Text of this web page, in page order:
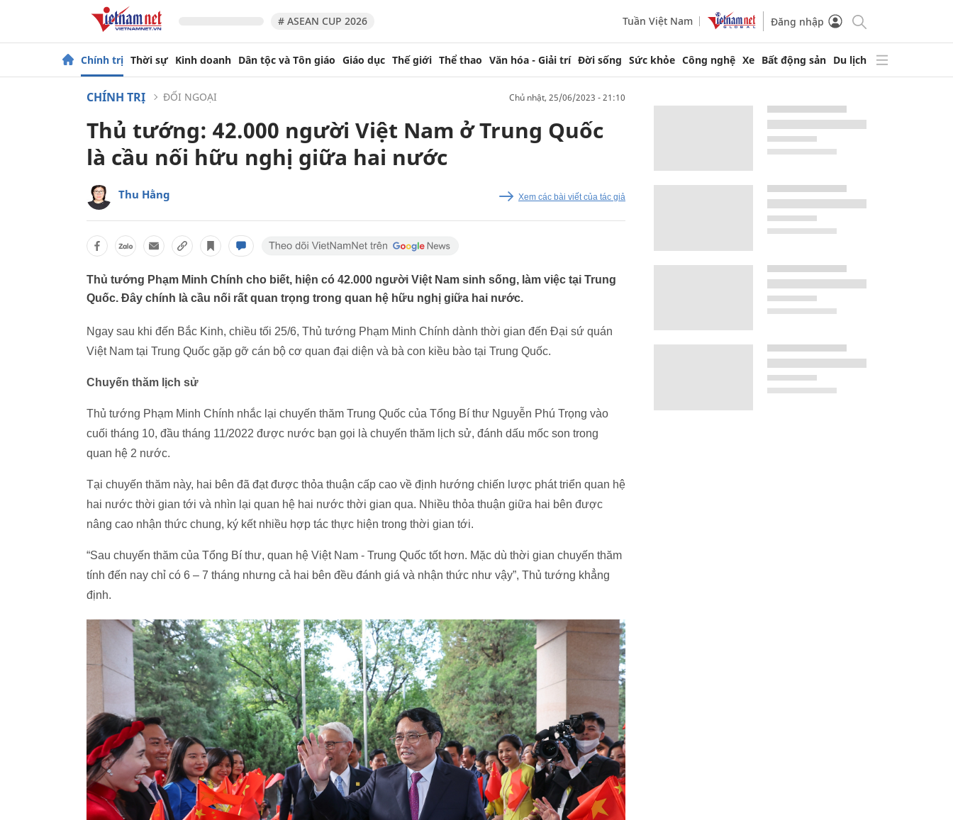
# ASEAN CUP 2026 Tuần Việt Nam Đăng nhập
Chính trị Thời sự Kinh doanh Dân tộc và Tôn giáo Giáo dục Thế giới Thể thao Văn hóa - Giải trí Đời sống Sức khỏe Công nghệ Xe Bất động sản Du lịch
CHÍNH TRỊ ĐỐI NGOẠI chủ nhật, 25/06/2023 - 21:10
Thủ tướng: 42.000 người Việt Nam ở Trung Quốc
là cầu nối hữu nghị giữa hai nước
Thu Hằng Xem các bài viết của tác giả
Thủ tướng Phạm Minh Chính cho biết, hiện có 42.000 người Việt Nam sinh sống, làm việc tại Trung
Quốc. Đây chính là cầu nối rất quan trọng trong quan hệ hữu nghị giữa hai nước.
Ngay sau khi đến Bắc Kinh, chiều tối 25/6, Thủ tướng Phạm Minh Chính dành thời gian đến Đại sứ quán
Việt Nam tại Trung Quốc gặp gỡ cán bộ cơ quan đại diện và bà con kiều bào tại Trung Quốc.
Chuyến thăm lịch sử
Thủ tướng Phạm Minh Chính nhắc lại chuyến thăm Trung Quốc của Tổng Bí thư Nguyễn Phú Trọng vào
cuối tháng 10, đầu tháng 11/2022 được nước bạn gọi là chuyến thăm lịch sử, đánh dấu mốc son trong
quan hệ 2 nước.
Tại chuyến thăm này, hai bên đã đạt được thỏa thuận cấp cao về định hướng chiến lược phát triển quan hệ
hai nước thời gian tới và nhìn lại quan hệ hai nước thời gian qua. Nhiều thỏa thuận giữa hai bên được
nâng cao nhận thức chung, ký kết nhiều hợp tác thực hiện trong thời gian tới.
“Sau chuyến thăm của Tổng Bí thư, quan hệ Việt Nam - Trung Quốc tốt hơn. Mặc dù thời gian chuyến thăm
tính đến nay chỉ có 6 – 7 tháng nhưng cả hai bên đều đánh giá và nhận thức như vậy”, Thủ tướng khẳng
định.